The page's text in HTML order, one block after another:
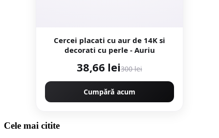
Cercei placati cu aur de 14K si
decorati cu perle - Auriu
38,66 lei300 lei
Cumpără acum
Cele mai citite